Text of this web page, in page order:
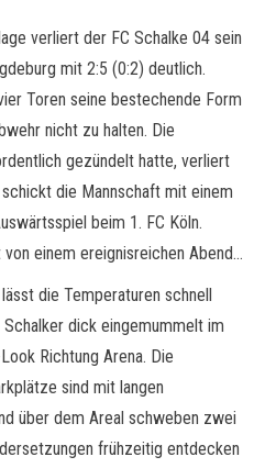
verliert der FC Schalke 04 sein
mit 2:5 (0:2) deutlich.
Toren seine bestechende Form
nicht zu halten. Die
gezündelt hatte, verliert
die Mannschaft mit einem
beim 1. FC Köln.
einem ereignisreichen Abend…
die Temperaturen schnell
dick eingemummelt im
Richtung Arena. Die
sind mit langen
über dem Areal schweben zwei
frühzeitig entdecken